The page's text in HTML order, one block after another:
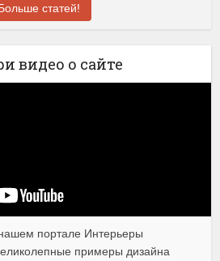
статей!
видео о сайте
портале Интерьеры
примеры дизайна